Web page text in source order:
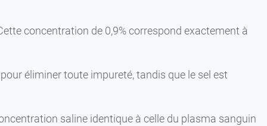
concentration de 0,9% correspond exactement à
éliminer toute impureté, tandis que le sel est
saline identique à celle du plasma sanguin